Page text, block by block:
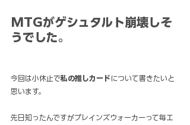
MTGがゲシュタルト崩壊しそ
うでした。
今回は小休止で私の推しカードについて書きたいと
思います。
先日知ったんですがプレインズウォーカーって毎エ